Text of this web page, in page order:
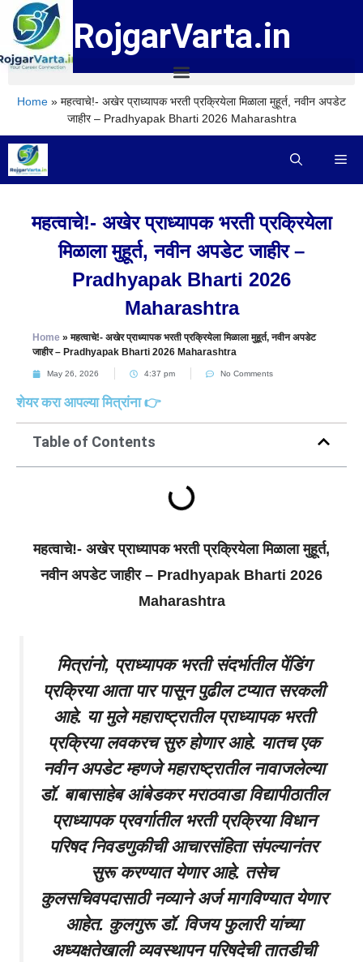
RojgarVarta.in
Home » महत्वाचे!- अखेर प्राध्यापक भरती प्रक्रियेला मिळाला मुहूर्त, नवीन अपडेट
जाहीर – Pradhyapak Bharti 2026 Maharashtra
महत्वाचे!- अखेर प्राध्यापक भरती प्रक्रियेला
मिळाला मुहूर्त, नवीन अपडेट जाहीर –
Pradhyapak Bharti 2026
Maharashtra
Home »महत्वाचे!- अखेर प्राध्यापक भरती प्रक्रियेला मिळाला मुहूर्त, नवीन अपडेट
जाहीर – Pradhyapak Bharti 2026 Maharashtra
May 26, 2026 4:37 pm No Comments
शेयर करा आपल्या मित्रांना 👉
Table of Contents
महत्वाचे!- अखेर प्राध्यापक भरती प्रक्रियेला मिळाला मुहूर्त,
नवीन अपडेट जाहीर – Pradhyapak Bharti 2026
Maharashtra
मित्रांनो, प्राध्यापक भरती संदर्भातील पेंडिंग
प्रक्रिया आता पार पासून पुढील टप्यात सरकली
आहे. या मुले महाराष्ट्रातील प्राध्यापक भरती
प्रक्रिया लवकरच सुरु होणार आहे. यातच एक
नवीन अपडेट म्हणजे महाराष्ट्रातील नावाजलेल्या
डॉ. बाबासाहेब आंबेडकर मराठवाडा विद्यापीठातील
प्राध्यापक प्रवर्गातील भरती प्रक्रिया विधान
परिषद निवडणुकीची आचारसंहिता संपल्यानंतर
सुरू करण्यात येणार आहे. तसेच
कुलसचिवपदासाठी नव्याने अर्ज मागविण्यात येणार
आहेत. कुलगुरू डॉ. विजय फुलारी यांच्या
अध्यक्षतेखाली व्यवस्थापन परिषदेची तातडीची